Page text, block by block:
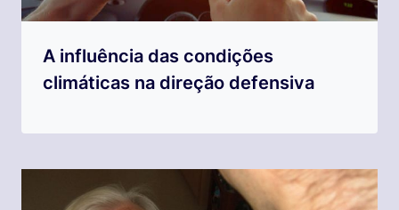
A influência das condições
climáticas na direção defensiva